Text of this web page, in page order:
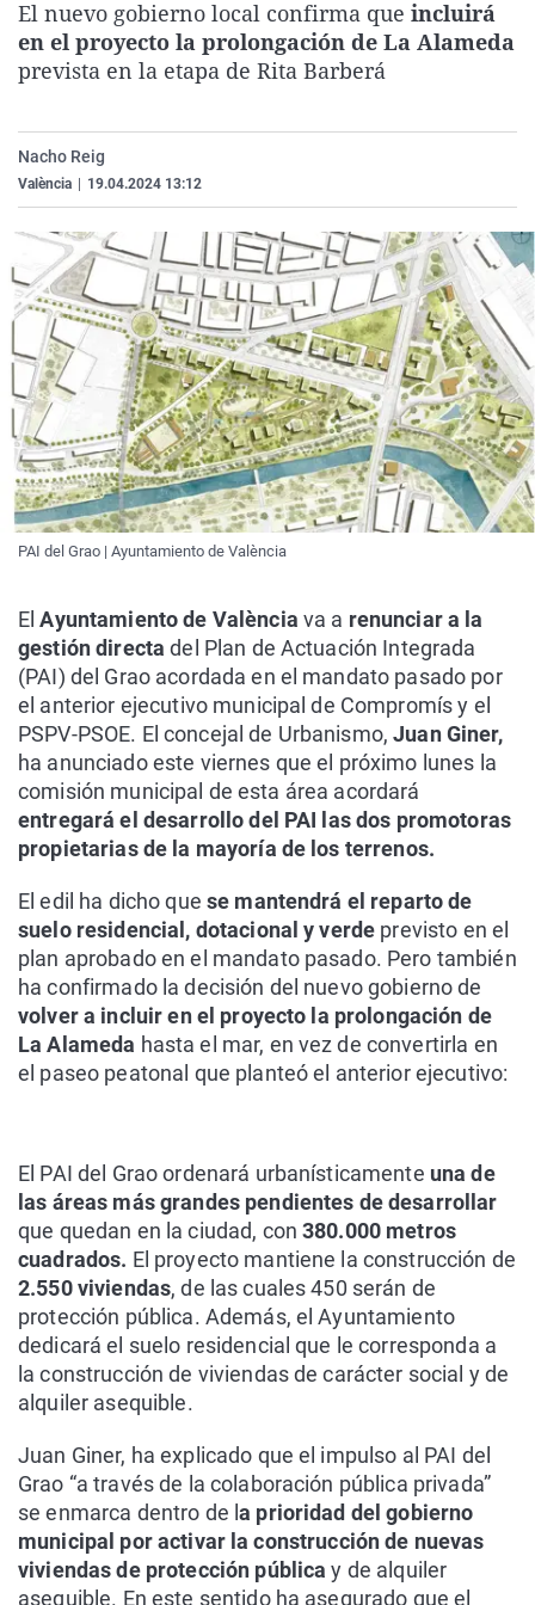
La rosa de los vientos
Gente viajera
Caso
Retornados
Extremadura
Galicia
Virales
Televisión
El nuevo gobierno local confirma que incluirá
en el proyecto la prolongación de La Alameda
prevista en la etapa de Rita Barberá
Nacho Reig
València 19.04.2024 13:12
PAI del Grao | Ayuntamiento de València
ElAyuntamiento de València va a renunciar a la
gestión directa del Plan de Actuación Integrada
(PAI) del Grao acordada en el mandato pasado por
el anterior ejecutivo municipal de Compromís y el
PSPV-PSOE. El concejal de Urbanismo,Juan Giner,
ha anunciado este viernes que el próximo lunes la
comisión municipal de esta área acordará
entregará el desarrollo del PAI las dos promotoras
propietarias de la mayoría de los terrenos.
El edil ha dicho que se mantendrá el reparto de
suelo residencial, dotacional y verde previsto en el
plan aprobado en el mandato pasado. Pero también
ha confirmado la decisión del nuevo gobierno de
volver a incluir en el proyecto la prolongación de
La Alameda hasta el mar, en vez de convertirla en
el paseo peatonal que planteó el anterior ejecutivo:
El PAI del Grao ordenará urbanísticamente una de
las áreas más grandes pendientes de desarrollar
que quedan en la ciudad, con 380.000 metros
cuadrados. El proyecto mantiene la construcción de
2.550 viviendas, de las cuales 450 serán de
protección pública. Además, el Ayuntamiento
dedicará el suelo residencial que le corresponda a
la construcción de viviendas de carácter social y de
alquiler asequible.
Juan Giner, ha explicado que el impulso al PAI del
Grao “a través de la colaboración pública privada”
se enmarca dentro de la prioridad del gobierno
municipal por activar la construcción de nuevas
viviendas de protección pública y de alquiler
asequible. En este sentido ha asegurado que el